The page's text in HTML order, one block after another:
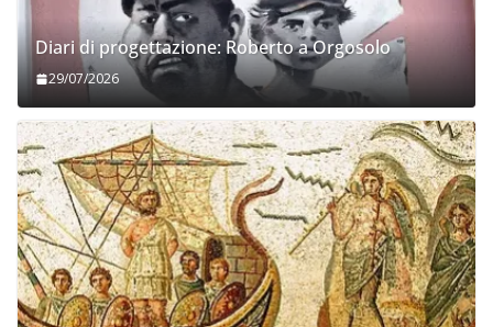
Diari di progettazione: Roberto a Orgosolo
29/07/2026